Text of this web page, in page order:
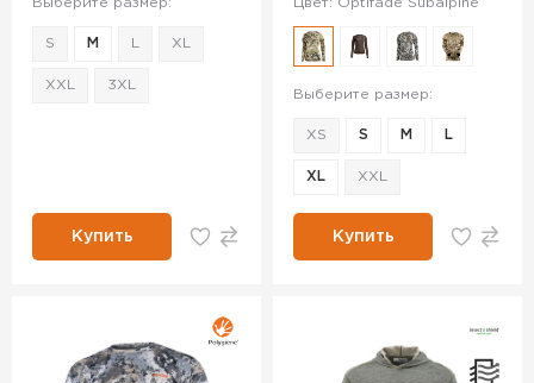
Выберите размер:
S M XL
XXL 3XL
Купить
Цвет: Optifade Subalpine
Выберите размер:
XS S M L
XL XXL
Купить